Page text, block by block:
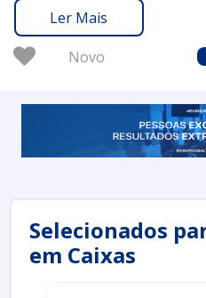
O Soluções Industriais atua
você aos melhores
Com mais de 1,6 milhão de
ideal para suas
Solicite um orçamento no
descubra como a caixa de
Ler Mais
Novo
Selecionados
em Caixas